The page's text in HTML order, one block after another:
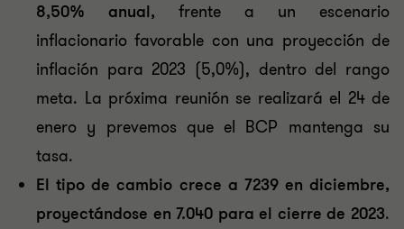
8,50% anual, frente a un escenario
inflacionario favorable con una proyección de
inflación para 2023 (5,0%), dentro del rango
meta. La próxima reunión se realizará el 24 de
enero y prevemos que el BCP mantenga su
tasa.
El tipo de cambio crece a 7239 en diciembre,
proyectándose en 7.040 para el cierre de 2023.